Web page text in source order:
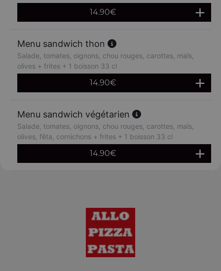
14.90€
Menu sandwich thon
Salade, tomates, oignons, chou rouges, carottes, maïs,
olives + frites + 1 boisson 33 cl
14.90€
Menu sandwich végétarien
Salade, tomates, oignons, chou rouges, carottes, maïs,
olives, fêta, cornichons + frites + 1 boisson 33 cl
14.90€